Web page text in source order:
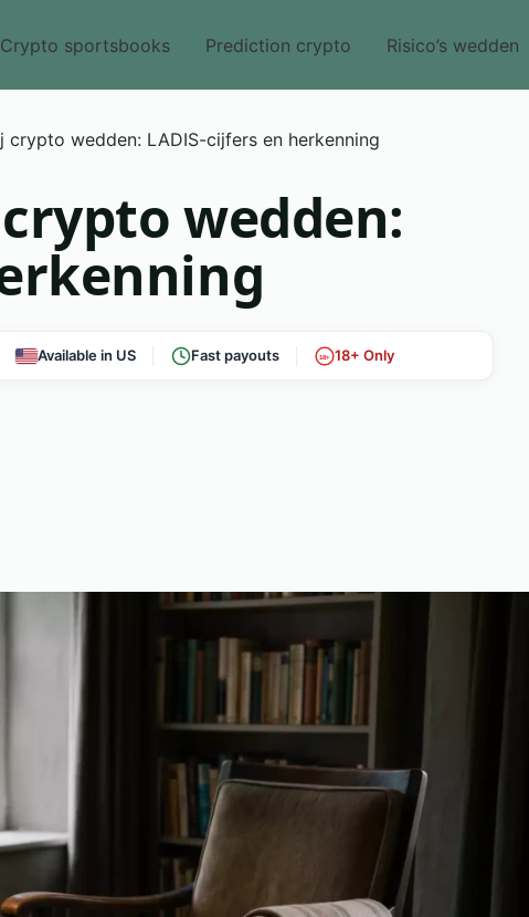
Crypto sportsbooks Prediction crypto Risico’s wedden
crypto wedden: LADIS-cijfers en herkenning
wedden:
Available in US Fast payouts 18+ 18+ Only